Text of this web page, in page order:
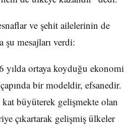
ve şehit ailelerinin de
şu mesajları verdi:
yılda ortaya koyduğu ekonomi
bir modeldir, efsanedir.
büyüterek gelişmekte olan
çıkartarak gelişmiş ülkeler